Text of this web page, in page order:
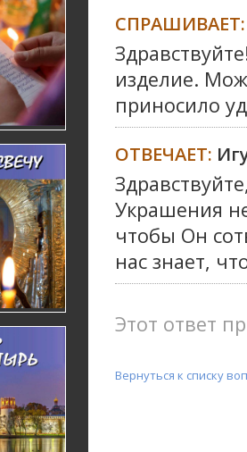
СПРАШИВАЕТ:
изделие.
приносило
ОТВЕЧАЕТ:
Украшения
чтобы Он
нас знает,
Этот ответ
Вернуться к списку